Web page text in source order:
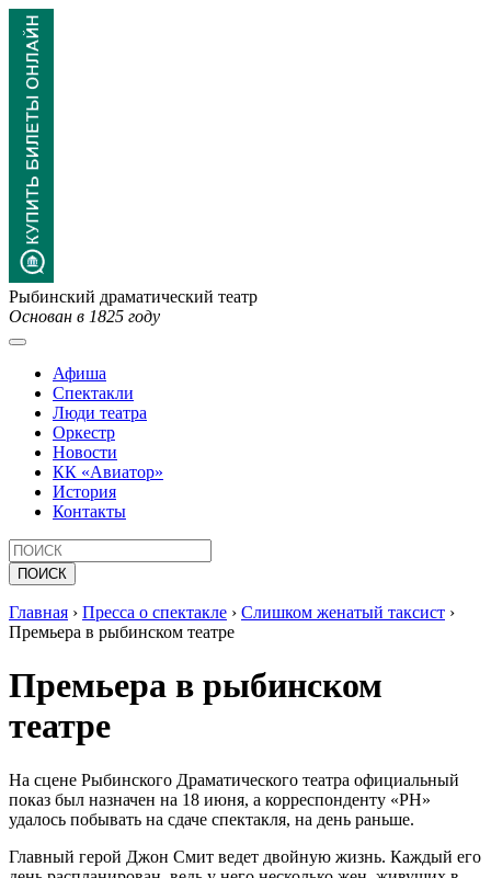
Рыбинский драматический театр
Основан в 1825 году
Афиша
Спектакли
Люди театра
Оркестр
Новости
КК «Авиатор»
История
Контакты
Главная › Пресса о спектакле › Слишком женатый таксист ›
Премьера в рыбинском театре
Премьера в рыбинском
театре
На сцене Рыбинского Драматического театра официальный
показ был назначен на 18 июня, а корреспонденту «РН»
удалось побывать на сдаче спектакля, на день раньше.
Главный герой Джон Смит ведет двойную жизнь. Каждый его